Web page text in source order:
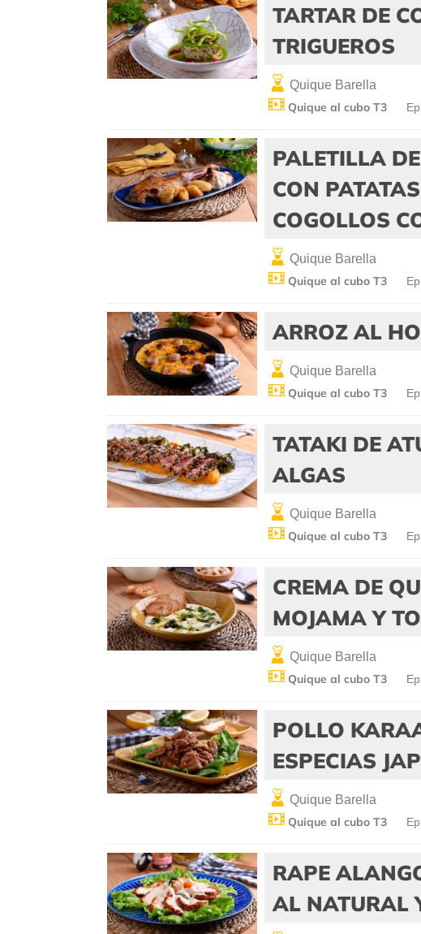
TARTAR DE
TRIGUEROS
Quique Barella
Quique al cubo T3
PALETILLA
CON
COGOLLOS
Quique Barella
Quique al cubo T3
ARROZ AL
Quique Barella
Quique al cubo T3
TATAKI DE
ALGAS
Quique Barella
Quique al cubo T3
CREMA DE
MOJAMA Y
Quique Barella
Quique al cubo T3
POLLO
ESPECIAS
Quique Barella
Quique al cubo T3
RAPE
AL NATURAL